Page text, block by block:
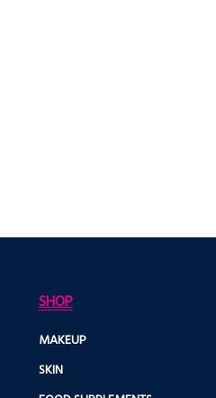
SHOP
MAKEUP
SKIN